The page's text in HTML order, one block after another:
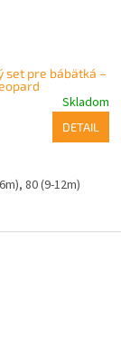
set pre bábätká –
Skladom
DETAIL
80 (9-12m)